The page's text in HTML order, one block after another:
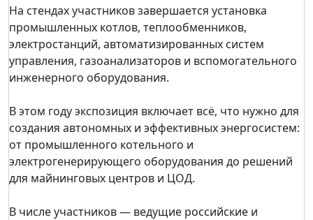
На стендах участников завершается установка
промышленных котлов, теплообменников,
электростанций, автоматизированных систем
управления, газоанализаторов и вспомогательного
инженерного оборудования.
В этом году экспозиция включает всё, что нужно для
создания автономных и эффективных энергосистем:
от промышленного котельного и
электрогенерирующего оборудования до решений
для майнинговых центров и ЦОД.
В числе участников — ведущие российские и